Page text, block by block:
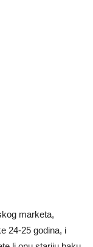
marketa,
24-25 godina, i